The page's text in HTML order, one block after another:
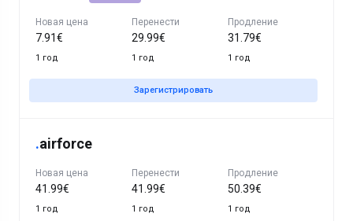
Новая цена
7.91€
1 год
Перенести
29.99€
1 год
Продление
31.79€
1 год
Зарегистрировать
.airforce
Новая цена
41.99€
1 год
Перенести
41.99€
1 год
Продление
50.39€
1 год